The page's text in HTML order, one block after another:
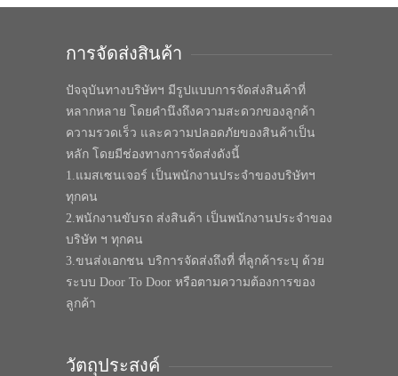
การจัดส่งสินค้า
ปัจจุบันทางบริษัทฯ มีรูปแบบการจัดส่งสินค้าที่
หลากหลาย โดยคำนึงถึงความสะดวกของลูกค้า
ความรวดเร็ว และความปลอดภัยของสินค้าเป็น
หลัก โดยมีช่องทางการจัดส่งดังนี้
1.แมสเซนเจอร์ เป็นพนักงานประจำของบริษัทฯ
ทุกคน
2.พนักงานขับรถ ส่งสินค้า เป็นพนักงานประจำของ
บริษัท ฯ ทุกคน
3.ขนส่งเอกชน บริการจัดส่งถึงที่ ที่ลูกค้าระบุ ด้วย
ระบบ Door To Door หรือตามความต้องการของ
ลูกค้า
วัตถุประสงค์